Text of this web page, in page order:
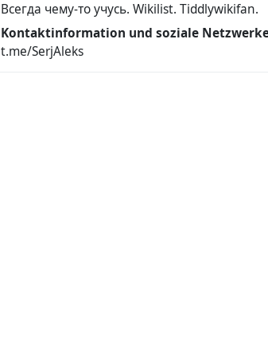
Всегда чему-то учусь. Wikilist. Tiddlywikifan.
Kontaktinformation und soziale
t.me/SerjAleks